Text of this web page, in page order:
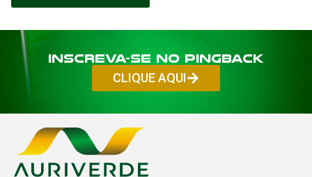
Inscreva-se no PINGBACK
CLIQUE AQUI